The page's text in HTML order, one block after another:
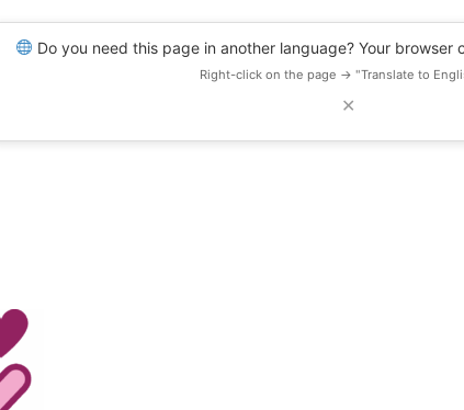
Do you need this page in another language? Your browser
Right-click on the page → "Translate to
✕
RECURSOS